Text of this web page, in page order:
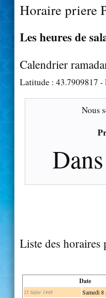
Horaire priere
Les heures de
Calendrier
Latitude : 43.7909817 -
Nous
Dans
Liste des horaires
Date
25 Safar 1448 Samedi 8